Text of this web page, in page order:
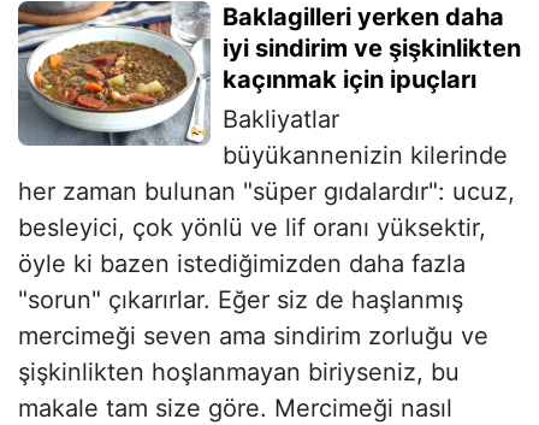
Baklagilleri yerken daha
iyi sindirim ve şişkinlikten
kaçınmak için ipuçları
Bakliyatlar
büyükannenizin kilerinde
her zaman bulunan "süper gıdalardır": ucuz,
besleyici, çok yönlü ve lif oranı yüksektir,
öyle ki bazen istediğimizden daha fazla
"sorun" çıkarırlar. Eğer siz de haşlanmış
mercimeği seven ama sindirim zorluğu ve
şişkinlikten hoşlanmayan biriyseniz, bu
makale tam size göre. Mercimeği nasıl